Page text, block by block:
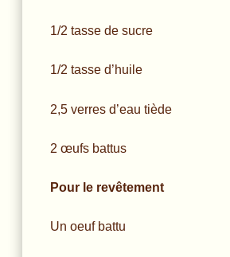
1/2 tasse de sucre
1/2 tasse d’huile
2,5 verres d’eau tiède
2 œufs battus
Pour le revêtement
Un oeuf battu